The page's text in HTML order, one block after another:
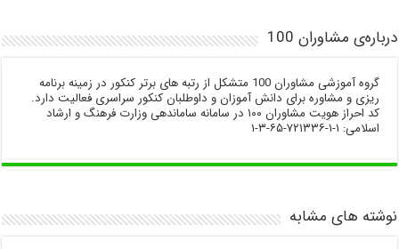
درباره‌ی مشاوران 100
گروه آموزشی مشاوران 100 متشکل از رتبه های برتر کنکور در زمینه برنامه
ریزی و مشاوره برای دانش آموزان و داوطلبان کنکور سراسری فعالیت دارد.
کد احراز هویت مشاوران ۱۰۰ در سامانه ساماندهی وزارت فرهنگ و ارشاد
اسلامی: ۱-۱-۷۲۱۳۳۶-۶۵-۳-۱
نوشته های مشابه